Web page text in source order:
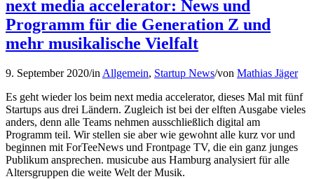
next media accelerator: News und
Programm für die Generation Z und
mehr musikalische Vielfalt
9. September 2020/in Allgemein, Startup News/von Mathias Jäger
Es geht wieder los beim next media accelerator, dieses Mal mit fünf
Startups aus drei Ländern. Zugleich ist bei der elften Ausgabe vieles
anders, denn alle Teams nehmen ausschließlich digital am
Programm teil. Wir stellen sie aber wie gewohnt alle kurz vor und
beginnen mit ForTeeNews und Frontpage TV, die ein ganz junges
Publikum ansprechen. musicube aus Hamburg analysiert für alle
Altersgruppen die weite Welt der Musik.